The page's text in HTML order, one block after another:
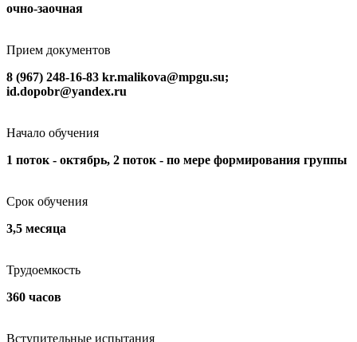
очно-заочная
Прием документов
8 (967) 248-16-83 kr.malikova@mpgu.su;
id.dopobr@yandex.ru
Начало обучения
1 поток - октябрь, 2 поток - по мере формирования группы
Срок обучения
3,5 месяца
Трудоемкость
360 часов
Вступительные испытания